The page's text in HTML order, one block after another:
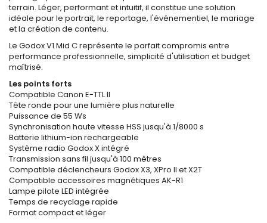
terrain. Léger, performant et intuitif, il constitue une solution
idéale pour le portrait, le reportage, l'événementiel, le mariage
et la création de contenu.
Le Godox V1 Mid C représente le parfait compromis entre
performance professionnelle, simplicité d'utilisation et budget
maîtrisé.
Les points forts
Compatible Canon E-TTL II
Tête ronde pour une lumière plus naturelle
Puissance de 55 Ws
Synchronisation haute vitesse HSS jusqu'à 1/8000 s
Batterie lithium-ion rechargeable
Système radio Godox X intégré
Transmission sans fil jusqu'à 100 mètres
Compatible déclencheurs Godox X3, XPro II et X2T
Compatible accessoires magnétiques AK-R1
Lampe pilote LED intégrée
Temps de recyclage rapide
Format compact et léger